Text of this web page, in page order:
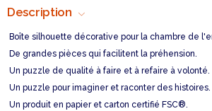
Description
Boîte silhouette décorative pour la chambre de
De grandes pièces qui facilitent la préhension.
Un puzzle de qualité à faire et à refaire à volonté.
Un puzzle pour imaginer et raconter des histoires.
Un produit en papier et carton certifié FSC®.